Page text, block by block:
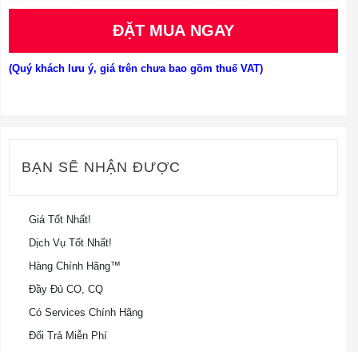
ĐẶT MUA NGAY
(Quý khách lưu ý, giá trên chưa bao gồm thuế VAT)
BẠN SẼ NHẬN ĐƯỢC
Giá Tốt Nhất!
Dịch Vụ Tốt Nhất!
Hàng Chính Hãng™
Đầy Đủ CO, CQ
Có Services Chính Hãng
Đổi Trả Miễn Phí